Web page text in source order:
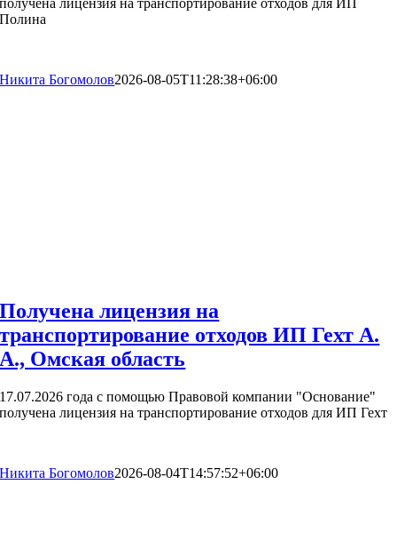
получена лицензия на транспортирование отходов для ИП
Полина
Никита Богомолов2026-08-05T11:28:38+06:00
Получена лицензия на
транспортирование отходов ИП Гехт А.
А., Омская область
17.07.2026 года с помощью Правовой компании "Основание"
получена лицензия на транспортирование отходов для ИП Гехт
Никита Богомолов2026-08-04T14:57:52+06:00